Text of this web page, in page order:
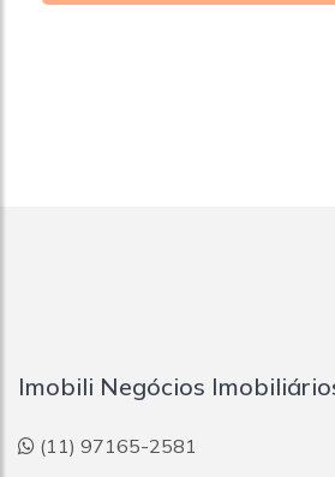
Imobili Negócios
(11) 97165-2581